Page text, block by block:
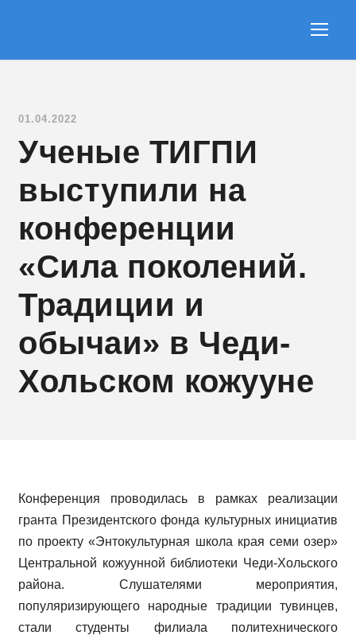
01.04.2022
Ученые ТИГПИ
выступили на
конференции
«Сила поколений.
Традиции и
обычаи» в Чеди-
Хольском кожууне
Конференция проводилась в рамках реализации
гранта Президентского фонда культурных инициатив
по проекту «Энтокультурная школа края семи озер»
Центральной кожуунной библиотеки Чеди-Хольского
района. Слушателями мероприятия,
популяризирующего народные традиции тувинцев,
стали студенты филиала политехнического